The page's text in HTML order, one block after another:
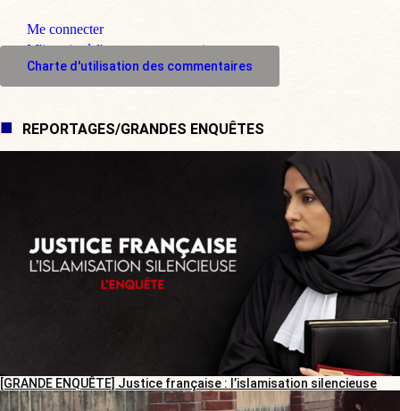
Me connecter
M'inscrire à l'espace commentaire
Charte d'utilisation des commentaires
REPORTAGES/GRANDES ENQUÊTES
[GRANDE ENQUÊTE] Justice française : l’islamisation silencieuse